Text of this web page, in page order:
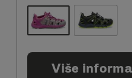
Više